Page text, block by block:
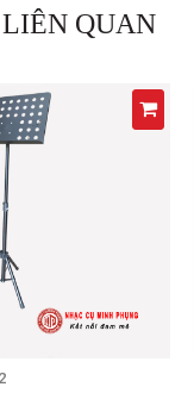
QUAN